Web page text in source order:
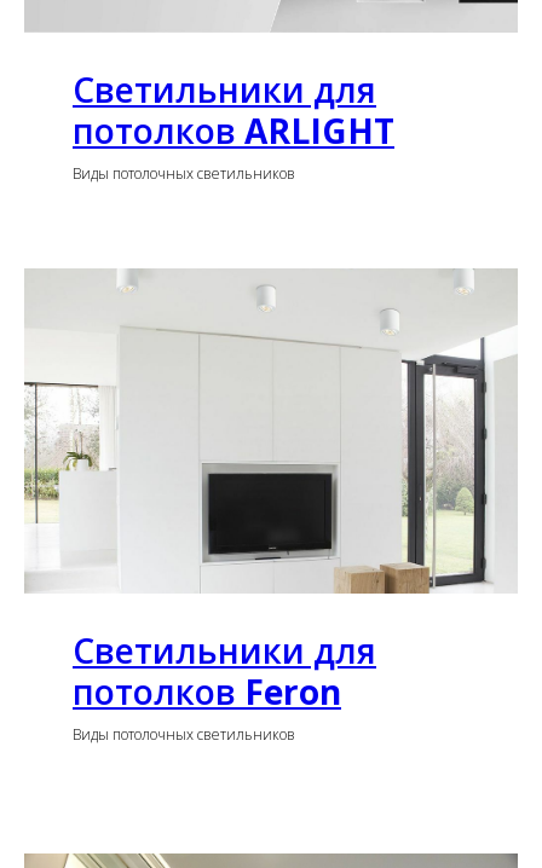
Светильники для
потолков ARLIGHT
Виды потолочных светильников
Светильники для
потолков Feron
Виды потолочных светильников